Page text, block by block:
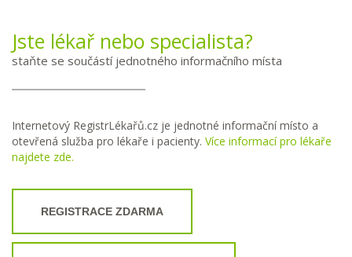
Jste lékař nebo specialista?
staňte se součástí jednotného informačního místa
Internetový RegistrLékařů.cz je jednotné informační místo a
otevřená služba pro lékaře i pacienty. Více informací pro lékaře
najdete zde.
REGISTRACE ZDARMA